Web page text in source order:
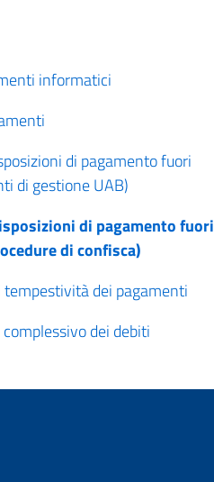
informatici
di pagamento fuori
di gestione UAB)
di pagamento fuori
di confisca)
tempestività dei pagamenti
dei debiti